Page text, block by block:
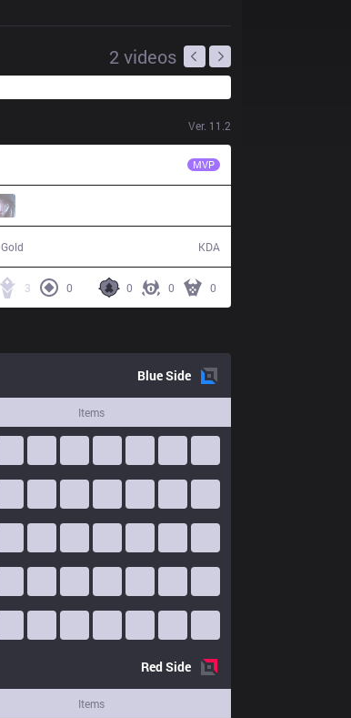
2 videos
Ver. 11.2
MVP
Gold KDA
0 0 0
3 0
BlueSide
Items
RedSide
Items